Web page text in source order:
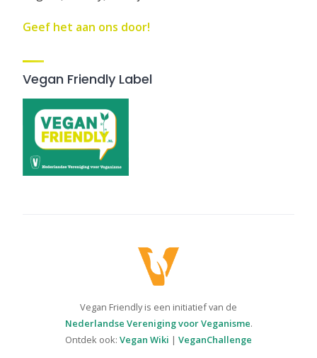
Geef het aan ons door!
Vegan Friendly Label
Vegan Friendly is een initiatief van de
Nederlandse Vereniging voor Veganisme.
Ontdek ook: Vegan Wiki | VeganChallenge